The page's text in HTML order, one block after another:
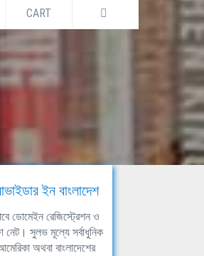
CART DETAILS
ইন বাংলাদেশ
ডোমেইন রেজিস্ট্রেশন ও
সুলভ মূল্যে সর্বাধুনিক
অথবা বাংলাদেশের